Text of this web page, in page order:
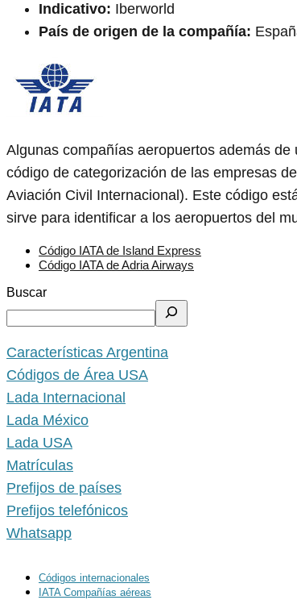
Indicativo: Iberworld
País de origen de la compañía:
Algunas compañías aeropuertos además
código de categorización de las empresas
Aviación Civil Internacional). Este código
sirve para identificar a los aeropuertos del
Código IATA de Island Express
Código IATA de Adria Airways
Buscar
Características Argentina
Códigos de Área USA
Lada Internacional
Lada México
Lada USA
Matrículas
Prefijos de países
Prefijos telefónicos
Whatsapp
Códigos internacionales
IATA Compañías aéreas